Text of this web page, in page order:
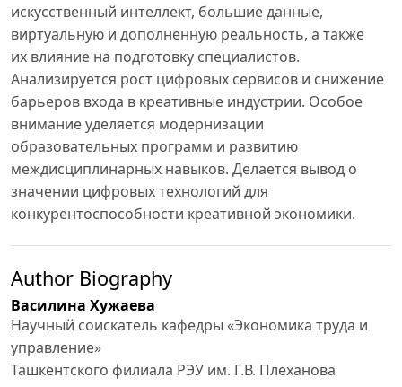
искусственный интеллект, большие данные,
виртуальную и дополненную реальность, а также
их влияние на подготовку специалистов.
Анализируется рост цифровых сервисов и снижение
барьеров входа в креативные индустрии. Особое
внимание уделяется модернизации
образовательных программ и развитию
междисциплинарных навыков. Делается вывод о
значении цифровых технологий для
конкурентоспособности креативной экономики.
Author Biography
Василина Хужаева
Научный соискатель кафедры «Экономика труда и
управление»
Ташкентского филиала РЭУ им. Г.В. Плеханова